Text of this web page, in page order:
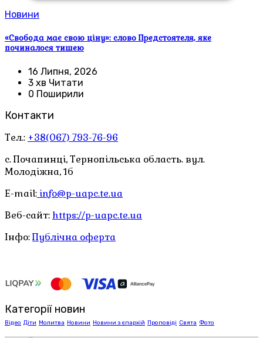
Новини
«Свобода має свою ціну»: слово Предстоятеля, яке
починалося тишею
16 Липня, 2026
3 хв Читати
0 Поширили
Контакти
Тел.: +38(067) 793-76-96
с. Почапинці, Тернопільська область. вул.
Молодіжна, 1б
E-mail: info@p-uapc.te.ua
Веб-сайт: https://p-uapc.te.ua
Інфо:Публічна оферта
Категорії новин
Відео Діти Молитва Новини Новини з єпархій Проповіді Свята Фото